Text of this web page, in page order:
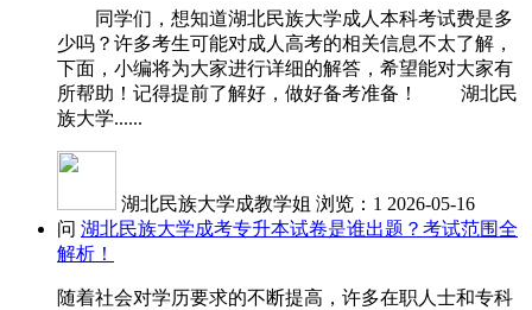
同学们，想知道湖北民族大学成人本科考试费是多
少吗？许多考生可能对成人高考的相关信息不太了解，
下面，小编将为大家进行详细的解答，希望能对大家有
所帮助！记得提前了解好，做好备考准备！ 湖北民
族大学......
湖北民族大学成教学姐 浏览：1 2026-05-16
问 湖北民族大学成考专升本试卷是谁出题？考试范围全
解析！
随着社会对学历要求的不断提高，许多在职人士和专科